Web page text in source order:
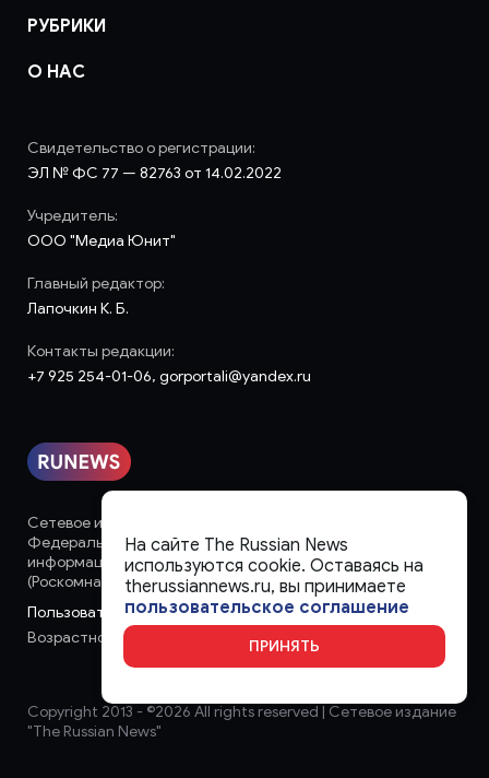
РУБРИКИ
О НАС
Сетевое издание «runews» (18+) зарегистрировано в
Федеральной службе по надзору в сфере связи,
информационных технологий и массовых коммуникаций
(Роскомнадзор)
Пользовательское соглашение
Возрастное ограничение:
Свидетельство о регистрации:
ЭЛ № ФС 77 — 82763 от 14.02.2022
Учредитель:
ООО "Медиа Юнит"
Главный редактор:
Лапочкин К. Б.
Контакты редакции:
+7 925 254-01-06, gorportali@yandex.ru
Copyright 2013 - ©2026 All rights reserved | Сетевое издание
"The Russian News"
На сайте The Russian News
используются cookie. Оставаясь на
therussiannews.ru, вы принимаете
пользовательское соглашение
ПРИНЯТЬ